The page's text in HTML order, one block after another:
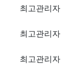
최고관리자
최고관리자
최고관리자